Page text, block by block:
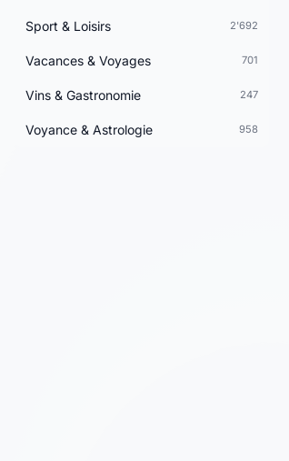
Sport & Loisirs 2'692
Vacances & Voyages 701
Vins & Gastronomie 247
Voyance & Astrologie 958